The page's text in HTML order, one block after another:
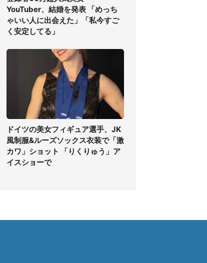
YouTuber、結婚を発表 「めっち
ゃいい人に出会えた」「私今すご
く安定してる」
ドイツの美女フィギュア選手、JK
風制服&ルーズソックス衣装で「激
カワ」ショット 「りくりゅう」ア
イスショーで